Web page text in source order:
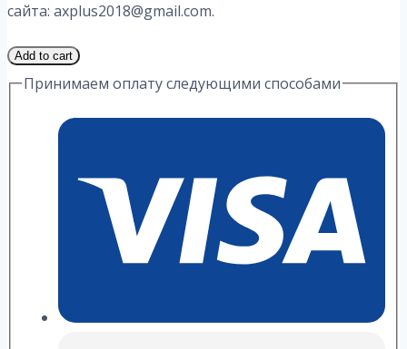
сайта: axplus2018@gmail.com.
1
Часть
Add to cart
Принимаем оплату следующими способами